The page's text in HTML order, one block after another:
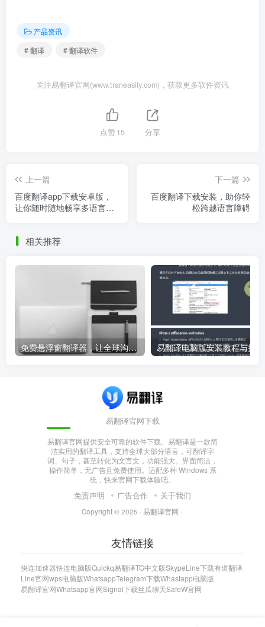
产品资讯
# 翻译
# 翻译软件
关注易翻译官网(www.traneasily.com)，获取更多软件资讯
点赞15 分享
上一篇
百度翻译app下载安卓版，
让你随时随地畅享多语言翻
下一篇
百度翻译下载安装，助你轻
松跨越语言障碍
相关推荐
免费悬浮窗翻译器，让全球沟通无障碍！
易翻译官网下载
易翻译官网提供安全可靠的软件下载。易翻译是一款简
洁实用的翻译工具，支持全球大部分语言，可翻译字
词、句子，甚至转化为文言文，功能强大。界面简洁，
操作简单，无广告且免费使用。适配多种 Windows 系
统，快来官网下载体验吧。
免责声明 广告合作 关于我们
Copyright © 2025 · 易翻译官网 ·
友情链接
快连加速器快连电脑版Quickq易翻译TG中文版SkypeLine下载有道翻译
Line官网wps电脑版WhatsappTelegram下载Whastapp电脑版
易翻译官网Whatsapp官网Signal下载丝瓜聊天SafeW官网